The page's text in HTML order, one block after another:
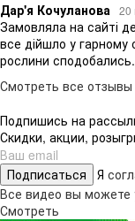
Дар'я Кочуланова 20
Замовляла на сайті
все дійшло у гарному
рослини
Смотреть все отзывы
Подпишись на
Скидки, акции,
Подписаться Я
Все видео вы можете
Смотреть